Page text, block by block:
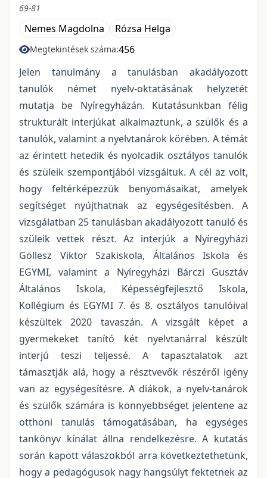
69-81
Nemes Magdolna Rózsa Helga
Megtekintések száma:456
Jelen tanulmány a tanulásban akadályozott
tanulók német nyelv-oktatásának helyzetét
mutatja be Nyíregyházán. Kutatásunkban félig
strukturált interjúkat alkalmaztunk, a szülők és a
tanulók, valamint a nyelvtanárok körében. A témát
az érintett hetedik és nyolcadik osztályos tanulók
és szüleik szempontjából vizsgáltuk. A cél az volt,
hogy feltérképezzük benyomásaikat, amelyek
segítséget nyújthatnak az egységesítésben. A
vizsgálatban 25 tanulásban akadályozott tanuló és
szüleik vettek részt. Az interjúk a Nyíregyházi
Göllesz Viktor Szakiskola, Általános Iskola és
EGYMI, valamint a Nyíregyházi Bárczi Gusztáv
Általános Iskola, Képességfejlesztő Iskola,
Kollégium és EGYMI 7. és 8. osztályos tanulóival
készültek 2020 tavaszán. A vizsgált képet a
gyermekeket tanító két nyelvtanárral készült
interjú teszi teljessé. A tapasztalatok azt
támasztják alá, hogy a résztvevők részéről igény
van az egységesítésre. A diákok, a nyelv-tanárok
és szülők számára is könnyebbséget jelentene az
otthoni tanulás támogatásában, ha egységes
tankönyv kínálat állna rendelkezésre. A kutatás
során kapott válaszokból arra következtethetünk,
hogy a pedagógusok nagy hangsúlyt fektetnek az